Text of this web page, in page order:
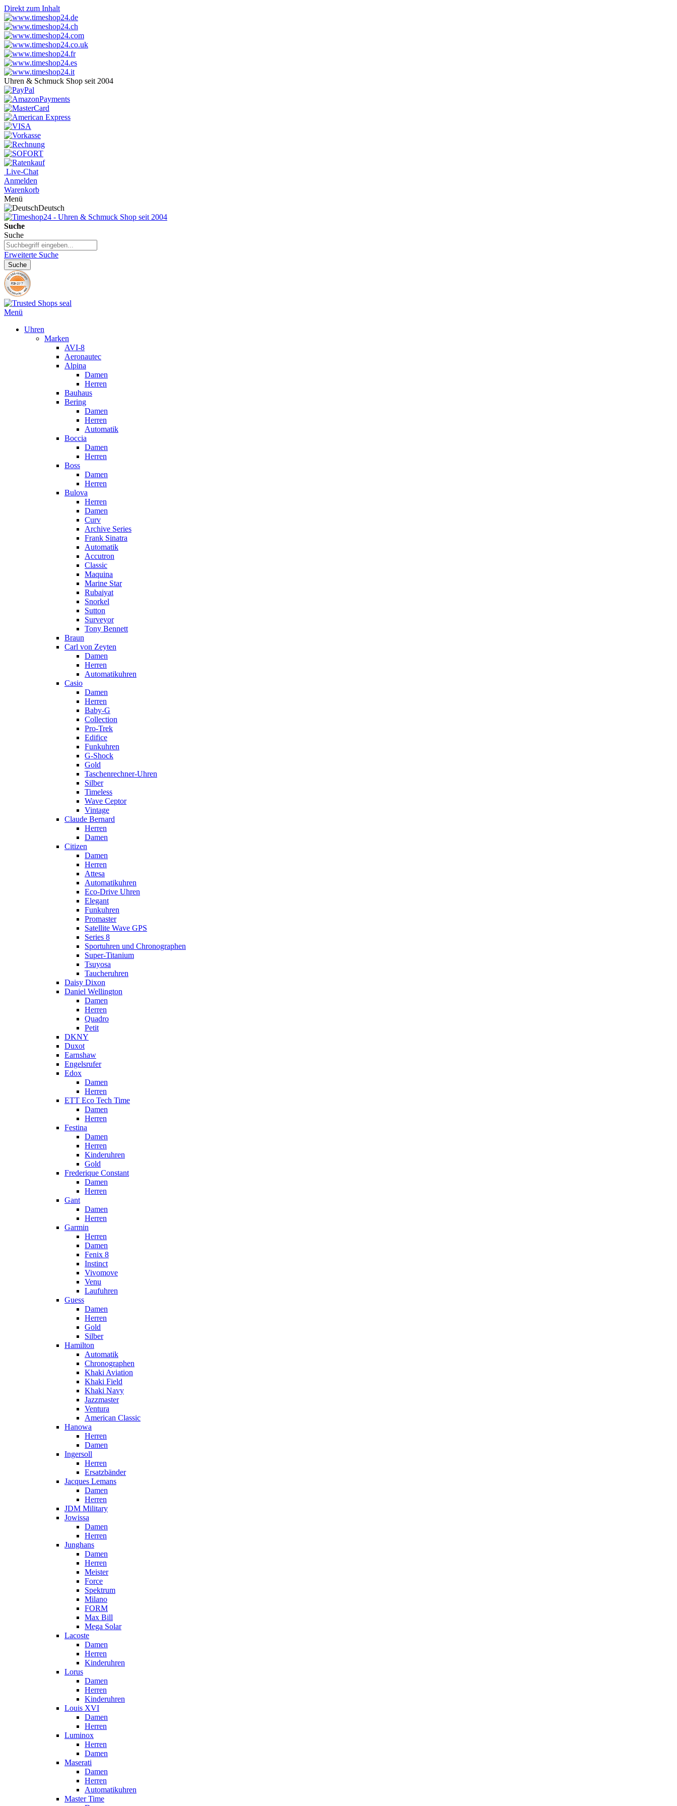
Direkt zum Inhalt
Uhren & Schmuck Shop seit 2004
Live-Chat
Anmelden
Warenkorb
Menü
Deutsch
Suche
Suche
Erweiterte Suche
Suche
Menü
Uhren
Marken
AVI-8
Aeronautec
Alpina
Damen
Herren
Bauhaus
Bering
Damen
Herren
Automatik
Boccia
Damen
Herren
Boss
Damen
Herren
Bulova
Herren
Damen
Curv
Archive Series
Frank Sinatra
Automatik
Accutron
Classic
Maquina
Marine Star
Rubaiyat
Snorkel
Sutton
Surveyor
Tony Bennett
Braun
Carl von Zeyten
Damen
Herren
Automatikuhren
Casio
Damen
Herren
Baby-G
Collection
Pro-Trek
Edifice
Funkuhren
G-Shock
Gold
Taschenrechner-Uhren
Silber
Timeless
Wave Ceptor
Vintage
Claude Bernard
Herren
Damen
Citizen
Damen
Herren
Attesa
Automatikuhren
Eco-Drive Uhren
Elegant
Funkuhren
Promaster
Satellite Wave GPS
Series 8
Sportuhren und Chronographen
Super-Titanium
Tsuyosa
Taucheruhren
Daisy Dixon
Daniel Wellington
Damen
Herren
Quadro
Petit
DKNY
Duxot
Earnshaw
Engelsrufer
Edox
Damen
Herren
ETT Eco Tech Time
Damen
Herren
Festina
Damen
Herren
Kinderuhren
Gold
Frederique Constant
Damen
Herren
Gant
Damen
Herren
Garmin
Herren
Damen
Fenix 8
Instinct
Vivomove
Venu
Laufuhren
Guess
Damen
Herren
Gold
Silber
Hamilton
Automatik
Chronographen
Khaki Aviation
Khaki Field
Khaki Navy
Jazzmaster
Ventura
American Classic
Hanowa
Herren
Damen
Ingersoll
Herren
Ersatzbänder
Jacques Lemans
Damen
Herren
JDM Military
Jowissa
Damen
Herren
Junghans
Damen
Herren
Meister
Force
Spektrum
Milano
FORM
Max Bill
Mega Solar
Lacoste
Damen
Herren
Kinderuhren
Lorus
Damen
Herren
Kinderuhren
Louis XVI
Damen
Herren
Luminox
Herren
Damen
Maserati
Damen
Herren
Automatikuhren
Master Time